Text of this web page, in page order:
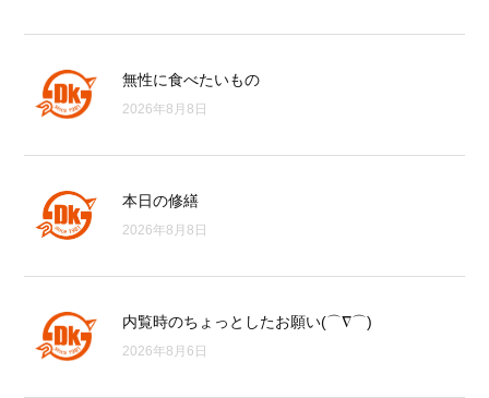
無性に食べたいもの
2026年8月8日
本日の修繕
2026年8月8日
内覧時のちょっとしたお願い(⌒∇⌒)
2026年8月6日